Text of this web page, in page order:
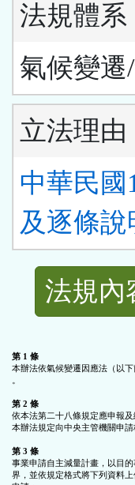
法規體系
氣候變遷
立法理由
中華民國
及逐條說
規
功
能
按
法規內
第 1 條
本辦法依氣候變遷因應法（以
。
第 2 條
依本法第二十八條規定應申報
本辦法規定向中央主管機關申請
第 3 條
事業申請自主減量計畫，以目
界，並依規定格式將下列資料